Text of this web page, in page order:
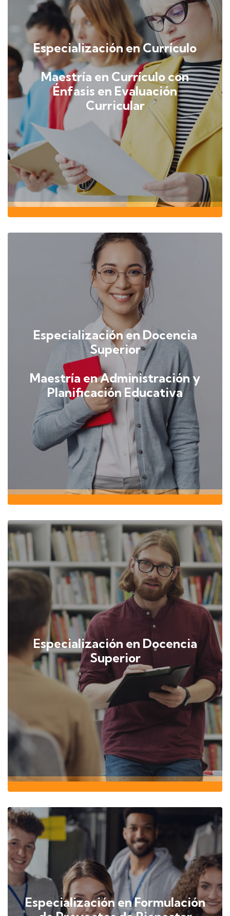
Especialización en Currículo
Maestría en Currículo con
Énfasis en Evaluación
Curricular
Especialización en Docencia
Superior
Maestría en Administración y
Planificación Educativa
Especialización en Docencia
Superior
Especialización en Formulación